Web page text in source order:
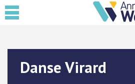
Danse Virard